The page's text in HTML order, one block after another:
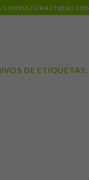
CONSULTORA | FRESH
DE ETIQUETAS: